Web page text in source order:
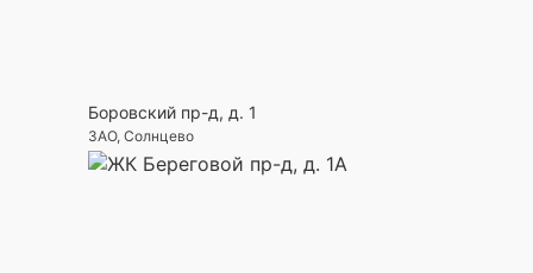
Боровский пр-д, д. 1
ЗАО, Солнцево